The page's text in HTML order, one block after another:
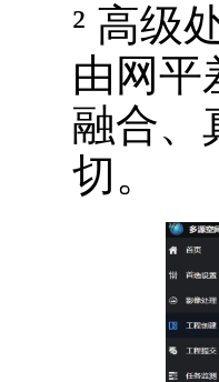
² 高级
由网平
融合、
切。